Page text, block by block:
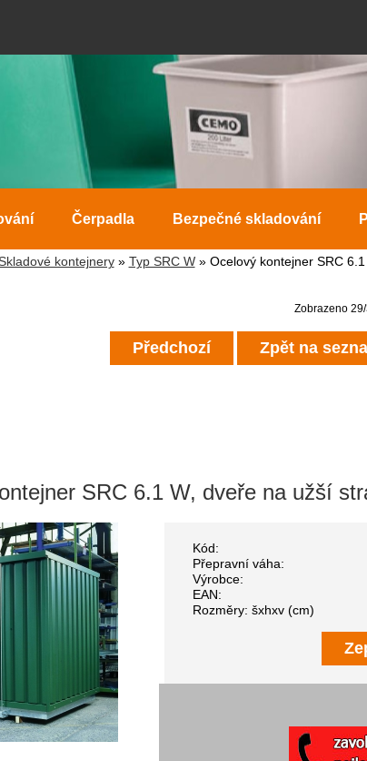
Čerpadla Bezpečné skladování
kontejnery» Typ SRC W» Ocelový kontejner SRC
Zobrazeno
Předchozí Zpět na
SRC 6.1 W, dveře na užší
Kód:
Přepravní váha:
Výrobce:
EAN:
Rozměry: šxhxv (cm)